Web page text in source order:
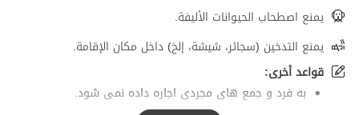
يمنع اصطحاب الحيوانات الأليفة.
يمنع التدخين (سجائر، شيشة، إلخ) داخل مكان الإقامة.
قواعد أخرى:
به فرد و جمع های مجردی اجاره داده نمی شود.